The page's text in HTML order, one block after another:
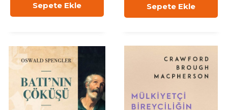
Sepete Ekle Sepete Ekle